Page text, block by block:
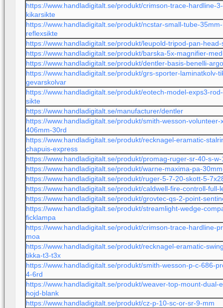
https://www.handladigitalt.se/produkt/crimson-trace-hardline-
kikarsikte
https://www.handladigitalt.se/produkt/ncstar-small-tube-
reflexsikte
https://www.handladigitalt.se/produkt/leupold-tripod-pan-
https://www.handladigitalt.se/produkt/barska-5x-magnifier-
https://www.handladigitalt.se/produkt/dentler-basis-benelli-
https://www.handladigitalt.se/produkt/grs-sporter-laminatkolv-
gevarskolvar
https://www.handladigitalt.se/produkt/eotech-model-exps3-
sikte
https://www.handladigitalt.se/manufacturer/dentler
https://www.handladigitalt.se/produkt/smith-wesson-
406mm-30rd
https://www.handladigitalt.se/produkt/recknagel-eramatic-
chapuis-express
https://www.handladigitalt.se/produkt/promag-ruger-sr-40-s-
https://www.handladigitalt.se/produkt/warne-maxima-pa-
https://www.handladigitalt.se/produkt/ruger-5-7-20-skott-5-
https://www.handladigitalt.se/produkt/caldwell-fire-controll-full-
https://www.handladigitalt.se/produkt/grovtec-qs-2-point-
https://www.handladigitalt.se/produkt/streamlight-wedge-
ficklampa
https://www.handladigitalt.se/produkt/crimson-trace-hardline-
moa
https://www.handladigitalt.se/produkt/recknagel-eramatic-
tikka-t3-t3x
https://www.handladigitalt.se/produkt/smith-wesson-p-c-686-
4-6rd
https://www.handladigitalt.se/produkt/weaver-top-mount-dual-
hojd-blank
https://www.handladigitalt.se/produkt/cz-p-10-sc-or-sr-9-mm